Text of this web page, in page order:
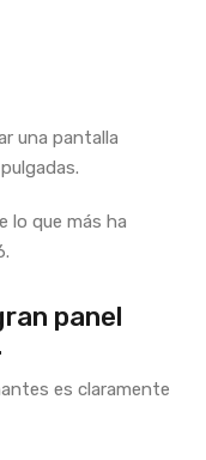
una pantalla
lo que más ha
panel
es claramente